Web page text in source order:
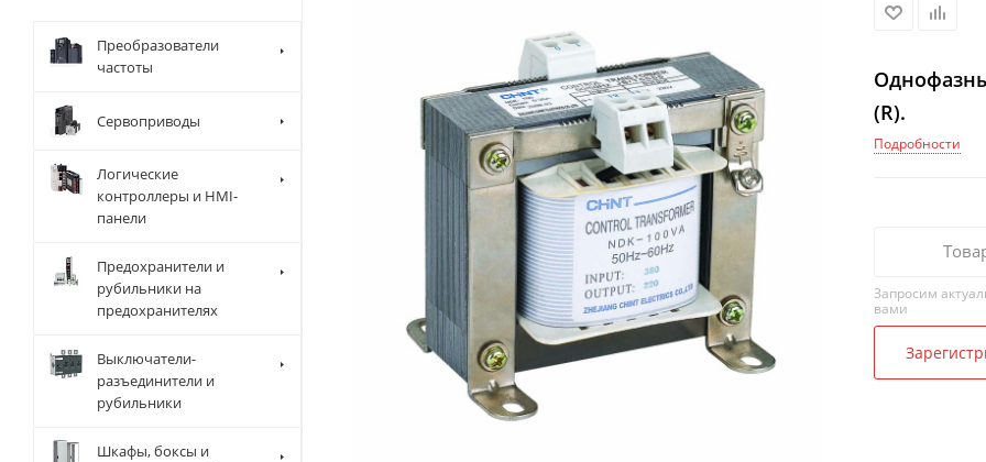
(R).
Подробности
Запросим
вами
Преобразователи
частоты
Сервоприводы
Логические
контроллеры и HMI-
панели
Предохранители и
рубильники на
предохранителях
Выключатели-
разъединители и
рубильники
Шкафы, боксы и